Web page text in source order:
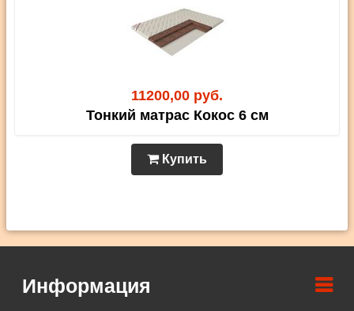
11200,00 руб.
Тонкий матрас Кокос 6 см
Купить
Информация